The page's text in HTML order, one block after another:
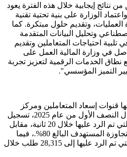
نتائج إيجابية خلال هذه الفترة يعود
الوزارة على بنية تحتية تقنية
وتقديم حلول مبتكرة. كما
وتحليل البيانات المتقدمة
احتياجات المتعاملين وتقديم
في وزارة المالية العمل على
الخدمات الرقمية لتعزيز تجربة
التميز المؤسسي".
قنوات إسعاد المتعاملين ومركز
الاتصال في وزارة المالية خلال النصف الأول من عام 2025، تسجيل
نسبة 90.8% من المكالمات التي تم الرد عليها خلال 20 ثانية، مقابل
87.6% في الفترة السابقة، متجاوزة المستهدف البالغ 80%.، فيما
وصل إجمالي عدد الطلبات التي تم الرد عليها إلى 28,315 طلب خلال